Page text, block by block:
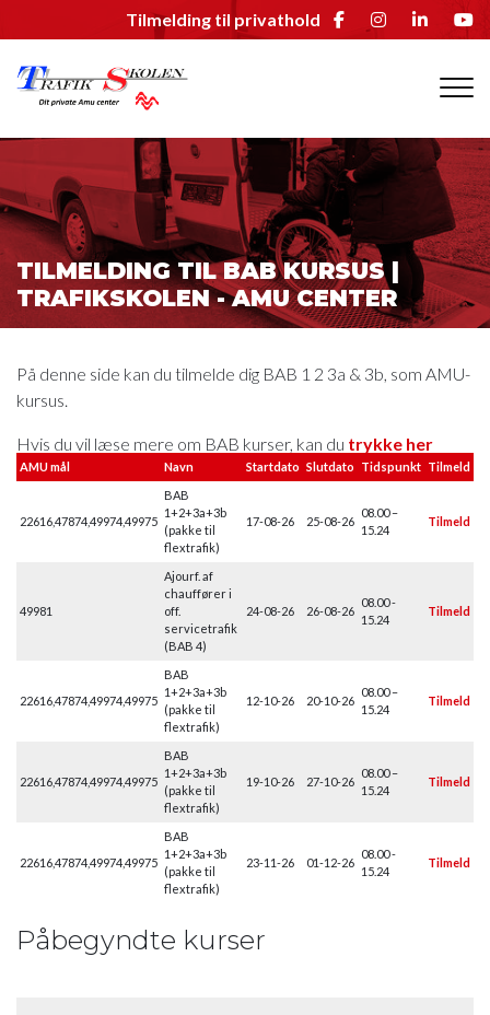
til
hovedindhold
Tilmelding til privathold
TILMELDING TIL BAB KURSUS |
TRAFIKSKOLEN - AMU CENTER
På denne side kan du tilmelde dig BAB 1 2 3a & 3b, som AMU-
kursus.
Hvis du vil læse mere om BAB kurser, kan du trykke her
AMU mål Navn Startdato Slutdato Tidspunkt Tilmeld
22616,47874,49974,49975
BAB
1+2+3a+3b
(pakke til
flextrafik)
17-08-26 25-08-26
08.00 –
15.24
Tilmeld
49981
Ajourf. af
chauffører i
off.
servicetrafik
(BAB 4)
24-08-26 26-08-26
08.00 -
15.24
Tilmeld
22616,47874,49974,49975
BAB
1+2+3a+3b
(pakke til
flextrafik)
12-10-26 20-10-26
08.00 –
15.24
Tilmeld
22616,47874,49974,49975
BAB
1+2+3a+3b
(pakke til
flextrafik)
19-10-26 27-10-26
08.00 –
15.24
Tilmeld
22616,47874,49974,49975
BAB
1+2+3a+3b
(pakke til
flextrafik)
23-11-26 01-12-26
08.00 -
15.24
Tilmeld
Påbegyndte kurser